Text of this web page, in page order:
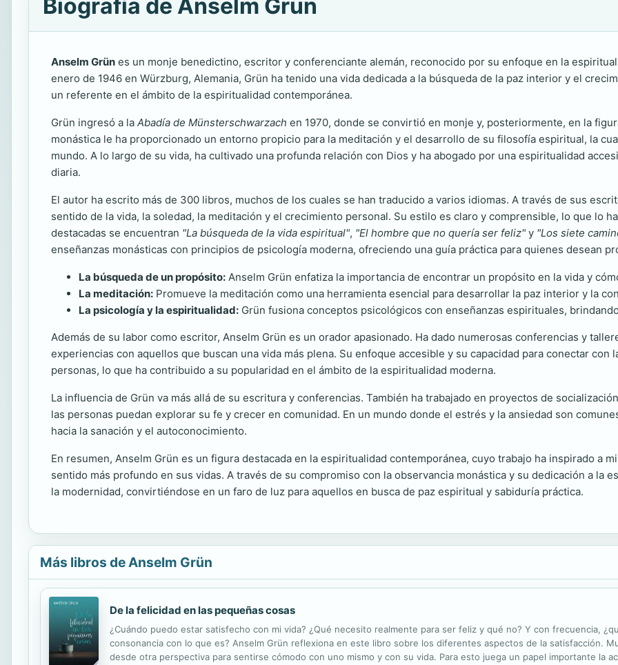
Biografía de Anselm Grün
Anselm Grün es un monje benedictino, escritor y conferenciante alemán, reconocido por su enfoque en la
enero de 1946 en Würzburg, Alemania, Grün ha tenido una vida dedicada a la búsqueda de la paz interior y el
un referente en el ámbito de la espiritualidad contemporánea.
Grün ingresó a la Abadía de Münsterschwarzach en 1970, donde se convirtió en monje y, posteriormente, en la
monástica le ha proporcionado un entorno propicio para la meditación y el desarrollo de su filosofía espiritual, la
mundo. A lo largo de su vida, ha cultivado una profunda relación con Dios y ha abogado por una espiritualidad
diaria.
El autor ha escrito más de 300 libros, muchos de los cuales se han traducido a varios idiomas. A través de sus
sentido de la vida, la soledad, la meditación y el crecimiento personal. Su estilo es claro y comprensible, lo que lo
destacadas se encuentran "La búsqueda de la vida espiritual", "El hombre que no quería ser feliz" y "Los siete
enseñanzas monásticas con principios de psicología moderna, ofreciendo una guía práctica para quienes desean
La búsqueda de un propósito: Anselm Grün enfatiza la importancia de encontrar un propósito en la vida y
La meditación: Promueve la meditación como una herramienta esencial para desarrollar la paz interior y la
La psicología y la espiritualidad: Grün fusiona conceptos psicológicos con enseñanzas espirituales,
Además de su labor como escritor, Anselm Grün es un orador apasionado. Ha dado numerosas conferencias y
experiencias con aquellos que buscan una vida más plena. Su enfoque accesible y su capacidad para conectar con
personas, lo que ha contribuido a su popularidad en el ámbito de la espiritualidad moderna.
La influencia de Grün va más allá de su escritura y conferencias. También ha trabajado en proyectos de
las personas puedan explorar su fe y crecer en comunidad. En un mundo donde el estrés y la ansiedad son
hacia la sanación y el autoconocimiento.
En resumen, Anselm Grün es un figura destacada en la espiritualidad contemporánea, cuyo trabajo ha inspirado a
sentido más profundo en sus vidas. A través de su compromiso con la observancia monástica y su dedicación a la
la modernidad, convirtiéndose en un faro de luz para aquellos en busca de paz espiritual y sabiduría práctica.
Más libros de Anselm Grün
De la felicidad en las pequeñas cosas
¿Cuándo puedo estar satisfecho con mi vida? ¿Qué necesito realmente para ser feliz y qué no? Y con frecuencia,
consonancia con lo que es? Anselm Grün reflexiona en este libro sobre los diferentes aspectos de la satisfacción.
desde otra perspectiva para sentirse cómodo con uno mismo y con su vida. Para esto juega un papel importante la